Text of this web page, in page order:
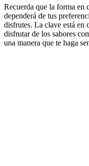
Recuerda que la forma en
dependerá de tus
disfrutes. La clave está en
disfrutar de los sabores
una manera que te haga